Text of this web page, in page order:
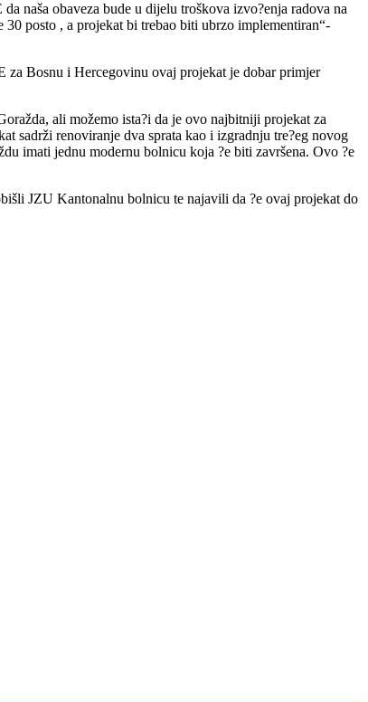
naša obaveza bude u dijelu troškova izvo?enja radova na
30 posto , a projekat bi trebao biti ubrzo implementiran“-
Bosnu i Hercegovinu ovaj projekat je dobar primjer
ali možemo ista?i da je ovo najbitniji projekat za
sadrži renoviranje dva sprata kao i izgradnju tre?eg novog
imati jednu modernu bolnicu koja ?e biti završena. Ovo ?e
JZU Kantonalnu bolnicu te najavili da ?e ovaj projekat do